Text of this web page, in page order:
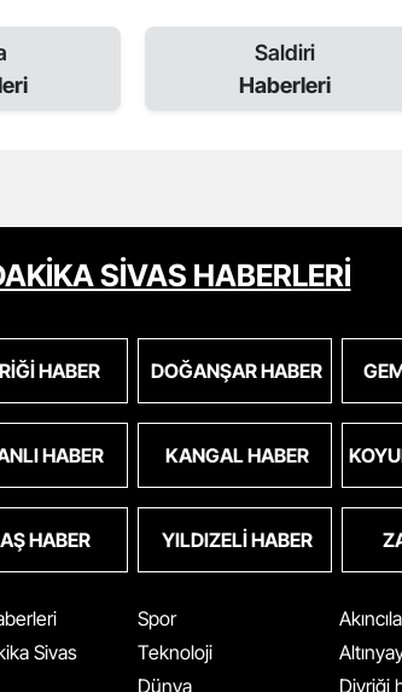
Saldiri
Haberleri
SİVAS HABERLERİ
HABER DOĞANŞAR HABER
HABER KANGAL HABER
HABER YILDIZELI HABER
Sivas
Spor
Teknoloji
Dünya
Divriği